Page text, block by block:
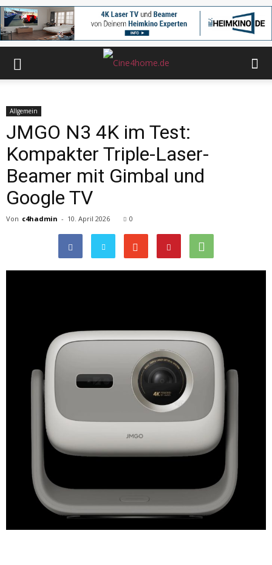
Allgemein
JMGO N3 4K im Test:
Kompakter Triple-Laser-
Beamer mit Gimbal und
Google TV
Von c4hadmin - 10. April 2026 0